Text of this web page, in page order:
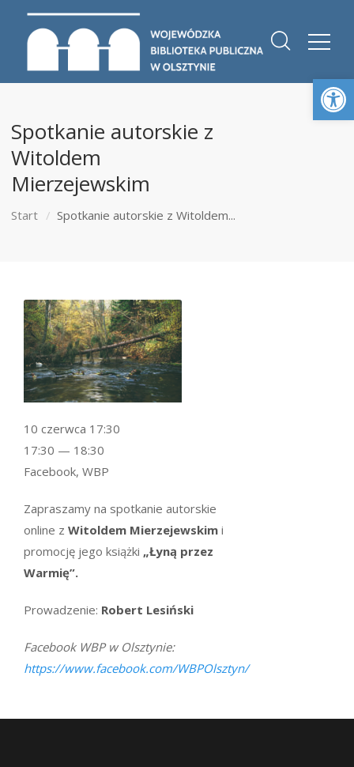
Spotkanie autorskie z
Witoldem
Mierzejewskim
Start Spotkanie autorskie z Witoldem...
Zapraszamy na spotkanie autorskie
online z Witoldem Mierzejewskim i
promocję jego książki „Łyną przez
Warmię”.
Prowadzenie: Robert Lesiński
Facebook WBP w Olsztynie:
https://www.facebook.com/WBPOlsztyn/
10 czerwca 17:30
17:30 — 18:30
Facebook, WBP